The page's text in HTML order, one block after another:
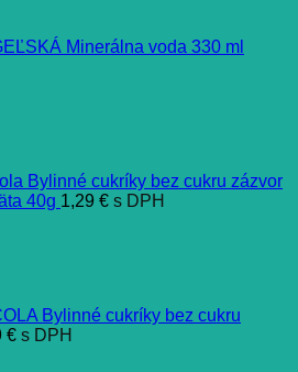
Minerálna voda 330 ml
Bylinné cukríky bez cukru zázvor
40g 1,29 € s DPH
Bylinné cukríky bez cukru
€ s DPH